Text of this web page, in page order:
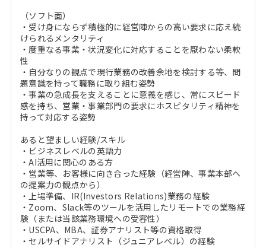
（ソフト面）
・受け身にならず積極的に経営陣からの高い要求に応え続
けられるメンタリティ
・度重なる事業・状況変化に対応することを厭わない柔軟
性
・自分なりの観点で現行業務の改善余地を検討する等、問
題意識を持って職務に取り組む姿勢
・事業の急成長を支えることに意義を感じ、常にスピード
感を持ち、営業・事業部門の要求にホスピタリティ精神を
持って対応する姿勢
あると望ましい経験/スキル
・ビジネスレベルの英語力
・AI活用に関心のある方
・営業等、お客様に向き合った経験（経営陣、事業本部へ
の提案力の観点から）
・上場準備、IR(Investors Relations)業務の経験
・Zoom、Slack等のツールを活用したリモートでの業務経
験（または当該業務環境への受容性）
・USCPA、MBA、証券アナリスト等の資格取得
・セルサイドアナリスト（ジュニアレベル）の経験